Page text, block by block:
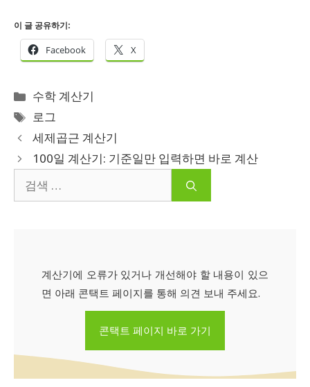
이 글 공유하기:
Facebook X
카
테
리
수학 계산기
태
그
로그
세제곱근 계산기
100일 계산기: 기준일만 입력하면 바로 계산
계산기에 오류가 있거나 개선해야 할 내용이 있으
면 아래 콘택트 페이지를 통해 의견 보내 주세요.
콘택트 페이지 바로 가기